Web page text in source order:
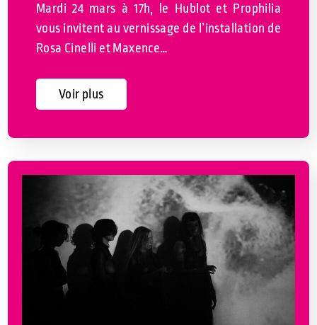
Mardi 24 mars à 17h, le Hublot et Prophilia
vous invitent au vernissage de l’installation de
Rosa Cinelli et Maxence…
Voir plus